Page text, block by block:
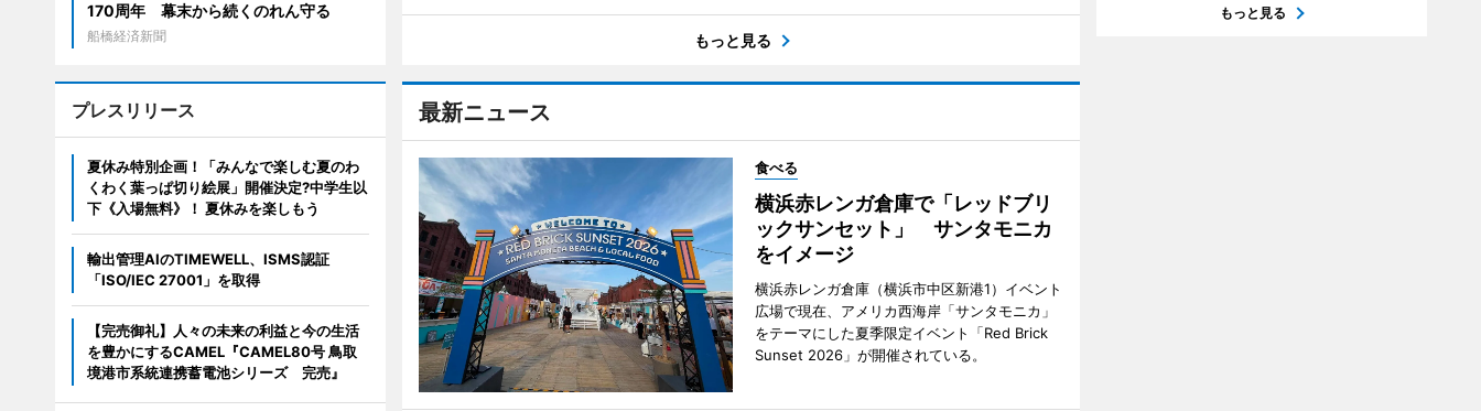
もっと見る
最新ニュース
食べる
横浜赤レンガ倉庫で「レッドブリ
ックサンセット」 サンタモニカ
をイメージ
横浜赤レンガ倉庫（横浜市中区新港1）イベント
広場で現在、アメリカ西海岸「サンタモニカ」
をテーマにした夏季限定イベント「Red Brick
Sunset 2026」が開催されている。
170周年 幕末から続くのれん守る
船橋経済新聞
プレスリリース
夏休み特別企画！「みんなで楽しむ夏のわ
くわく葉っぱ切り絵展」開催決定?中学生以
下《入場無料》！ 夏休みを楽しもう
輸出管理AIのTIMEWELL、ISMS認証
「ISO/IEC 27001」を取得
【完売御礼】人々の未来の利益と今の生活
を豊かにするCAMEL『CAMEL80号 鳥取
境港市系統連携蓄電池シリーズ 完売』
もっと見る